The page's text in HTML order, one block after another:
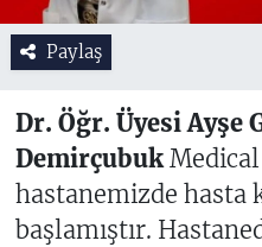
Paylaş
Dr. Öğr. Üyesi Ayşe
DemirçubukMedical
hastanemizde hasta
başlamıştır.